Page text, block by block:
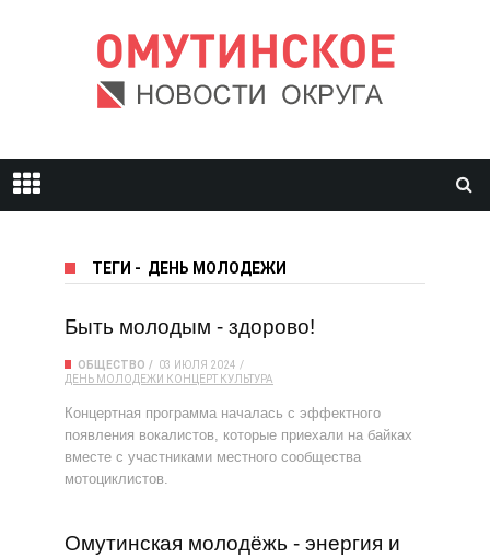
ТЕГИ - ДЕНЬ МОЛОДЕЖИ
Быть молодым - здорово!
ОБЩЕСТВО
03 ИЮЛЯ 2024
ДЕНЬ МОЛОДЕЖИ КОНЦЕРТ КУЛЬТУРА
Концертная программа началась с эффектного
появления вокалистов, которые приехали на байках
вместе с участниками местного сообщества
мотоциклистов.
Омутинская молодёжь - энергия и